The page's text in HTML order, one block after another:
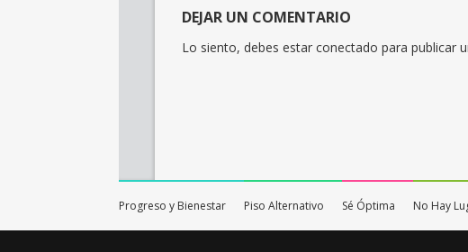
DEJAR UN COMENTARIO
Lo siento, debes estar conectado para publicar
Progreso y Bienestar Piso Alternativo Sé Óptima No Hay